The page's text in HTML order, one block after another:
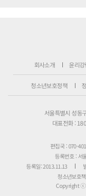
회사소개 윤리강
청소년보호정책
서울특별시 성동
대표전화 :
편집국 : 070-
등록번호 : 서
등록일: 2013.11.13
청소년보호
Copyright ⓒ